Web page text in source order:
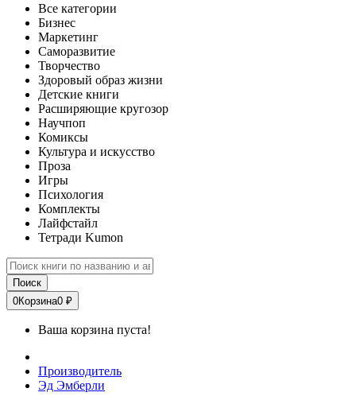
Все категории
Бизнес
Маркетинг
Саморазвитие
Творчество
Здоровый образ жизни
Детские книги
Расширяющие кругозор
Научпоп
Комиксы
Культура и искусство
Проза
Игры
Психология
Комплекты
Лайфстайл
Тетради Kumon
Поиск
0Корзина0 ₽
Ваша корзина пуста!
Производитель
Эд Эмберли